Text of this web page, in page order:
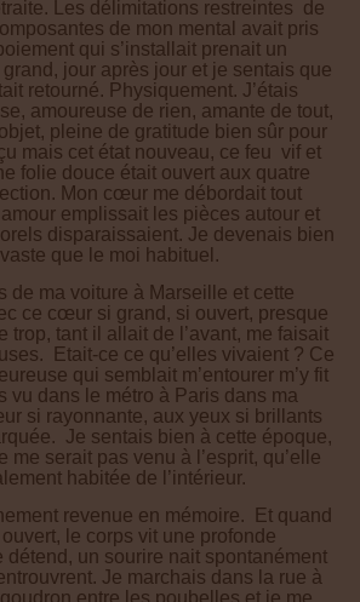
grand, jour après jour et je sentais que
retourné. Physiquement. J’étais
amoureuse de rien, amante de tout,
pleine de gratitude bien sûr pour
mais cet état nouveau, ce feu vif et
folie douce était ouvert aux quatre
Mon cœur me débordait tout
emplissait les pièces autour et
disparaissaient. Je devenais bien
que le moi habituel.
de ma voiture à Marseille et cette
ce cœur si grand, si ouvert, presque
trop, tant il allait de l’avant, me faisait
Etait-ce ce qu’elles vivaient ? Ce
qui semblait m’entourer m’y fit
vu dans le métro à Paris dans ma
si rayonnante, aux yeux si brillants
Je sentais bien à cette époque,
me serait pas venu à l’esprit, qu’elle
habitée de l’intérieur.
revenue en mémoire. Et quand
le corps vit une profonde
détend, un sourire nait spontanément
Je marchais dans la rue à
entre les poubelles et je me
d’un amour sans queue ni tête, un
amour sans raison.